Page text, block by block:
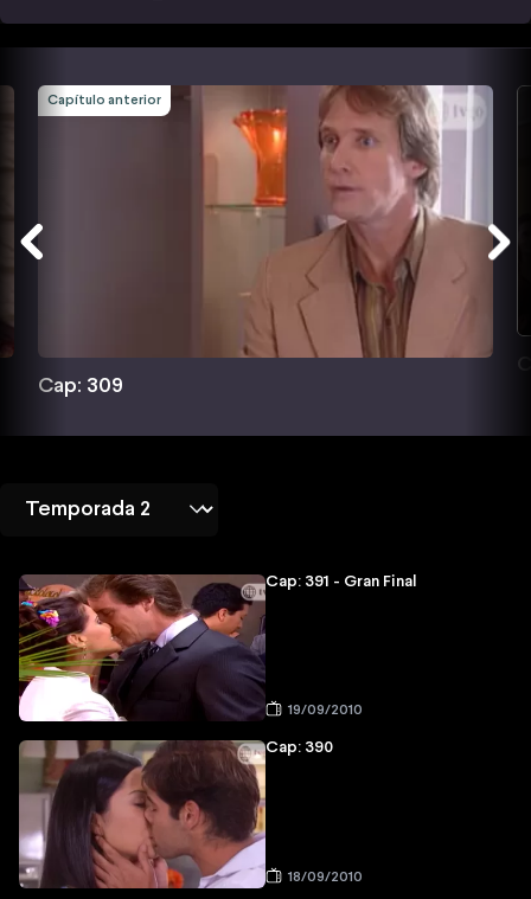
Capítulo anterior
Cap: 309
Cap: 391 - Gran Final
19/09/2010
Cap: 390
18/09/2010